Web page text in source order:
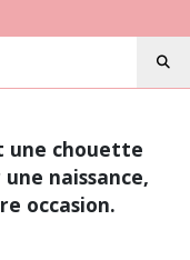
une chouette
naissance,
occasion.